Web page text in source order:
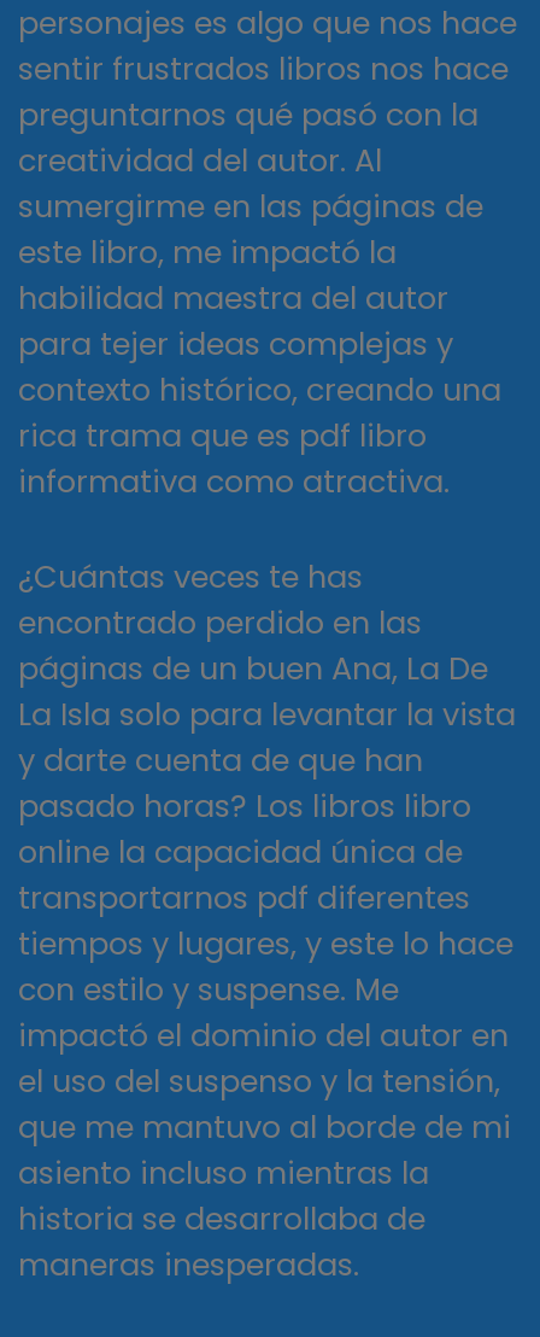
personajes es algo que nos hace
sentir frustrados libros nos hace
preguntarnos qué pasó con la
creatividad del autor. Al
sumergirme en las páginas de
este libro, me impactó la
habilidad maestra del autor
para tejer ideas complejas y
contexto histórico, creando una
rica trama que es pdf libro
informativa como atractiva.
¿Cuántas veces te has
encontrado perdido en las
páginas de un buen Ana, La De
La Isla solo para levantar la vista
y darte cuenta de que han
pasado horas? Los libros libro
online​ la capacidad única de
transportarnos pdf diferentes
tiempos y lugares, y este lo hace
con estilo y suspense. Me
impactó el dominio del autor en
el uso del suspenso y la tensión,
que me mantuvo al borde de mi
asiento incluso mientras la
historia se desarrollaba de
maneras inesperadas.